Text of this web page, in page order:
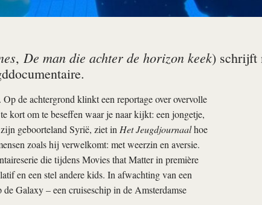
, De man die achter de horizon keek) schrijft
de achtergrond klinkt een reportage over overvolle
kort om te beseffen waar je naar kijkt: een jongetje,
geboorteland Syrië, ziet in Het Jeugdjournaalhoe
zoals hij verwelkomt: met weerzin en aversie.
die tijdens Movies that Matter in première
en een stel andere kids. In afwachting van een
Galaxy – een cruiseschip in de Amsterdamse